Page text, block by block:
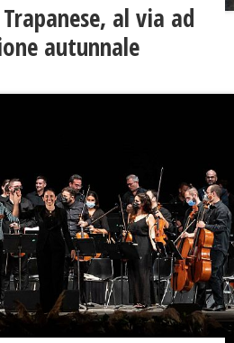
al via ad
autunnale